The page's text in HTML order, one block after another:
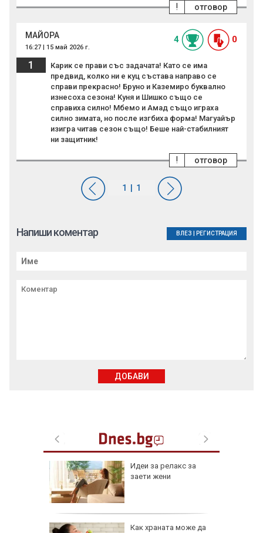
Идеи за релакс за
заети жени
Как храната може да
отговор
!
MAЙОРА
16:27 | 15 май 2026 г.
4 0
1
Карик се прави със задачата! Като се има
предвид, колко ни е куц състава направо се
справи прекрасно! Бруно и Каземиро буквално
изнесоха сезона! Куня и Шишко също се
справиха силно! Мбемо и Амад също играха
силно зимата, но после изгбиха форма! Магуайър
изигра читав сезон също! Беше най-стабилният
ни защитник!
отговор
!
Напиши коментар ВЛЕЗ РЕГИСТРАЦИЯ
ДОБАВИ